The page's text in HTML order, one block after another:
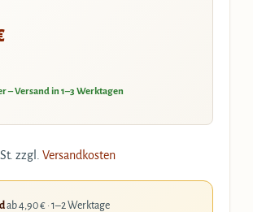
– Versand in 1–3 Werktagen
zzgl. Versandkosten
ab 4,90 € · 1–2 Werktage